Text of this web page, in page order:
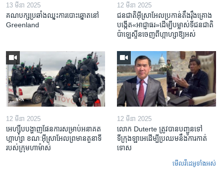
13 មីនា 2025
គណបក្ស​ប្រឆាំង​ឈ្នះ​ការបោះឆ្នោត​នៅ
Greenland
12 មីនា 2025
ជនជាតិ​អ៊ីស្រាអែល​ប្រកាន់​តឹងរ៉ឹង​គ្រោង​
បង្កើត​«អាជ្ញាធរ‍»​ដើម្បី​បម្លាស់​ទី​ជនជាតិ​
ប៉ាឡេស្ទីន​ចេញពី​ហ្កាហ្សា​ឱ្យ​អស់
12 មីនា 2025
អេហ្ស៊ីប​បង្ហាញ​ផែនការ​សម្រាប់​អនាគត​
ហ្កាហ្សា ខណៈ​អ៊ីស្រាអែល​ព្រមាន​តួនាទី​
របស់​ក្រុម​ហាម៉ាស់
12 មីនា 2025
លោក Duterte ត្រូវ​បាន​បញ្ជូនទៅ
ទីក្រុងឡាអេ​ដើម្បី​ប្រឈម​នឹង​ការកាត់
ទោស
មើល​វីដេអូ​ទាំង​អស់